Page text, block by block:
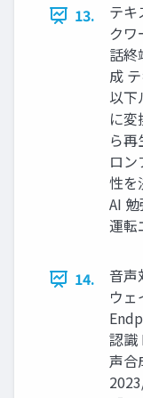
13.
テキ
ク
話終
成
以下
に
ら
ロ
性を
AI
運転
14.
音声
ウェ
認識
声合